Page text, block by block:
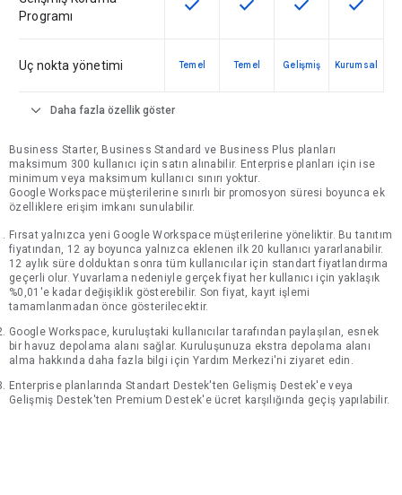
Programı
check check check check
Uç nokta yönetimi Temel Temel Gelişmiş Kurumsal
expand_more Daha fazla özellik göster
Business Starter, Business Standard ve Business Plus planları
maksimum 300 kullanıcı için satın alınabilir. Enterprise planları için ise
minimum veya maksimum kullanıcı sınırı yoktur.
Google Workspace müşterilerine sınırlı bir promosyon süresi boyunca ek
özelliklere erişim imkanı sunulabilir.
Fırsat yalnızca yeni Google Workspace müşterilerine yöneliktir. Bu tanıtım
fiyatından, 12 ay boyunca yalnızca eklenen ilk 20 kullanıcı yararlanabilir.
12 aylık süre dolduktan sonra tüm kullanıcılar için standart fiyatlandırma
geçerli olur. Yuvarlama nedeniyle gerçek fiyat her kullanıcı için yaklaşık
%0,01'e kadar değişiklik gösterebilir. Son fiyat, kayıt işlemi
tamamlanmadan önce gösterilecektir.
Google Workspace, kuruluştaki kullanıcılar tarafından paylaşılan, esnek
bir havuz depolama alanı sağlar. Kuruluşunuza ekstra depolama alanı
alma hakkında daha fazla bilgi için Yardım Merkezi'ni ziyaret edin.
Enterprise planlarında Standart Destek'ten Gelişmiş Destek'e veya
Gelişmiş Destek'ten Premium Destek'e ücret karşılığında geçiş yapılabilir.